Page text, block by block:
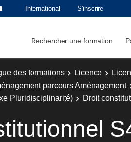
International S'inscrire
Rechercher une formation
des formations Licence
parcours Aménagement
Pluridisciplinarité)
Droit